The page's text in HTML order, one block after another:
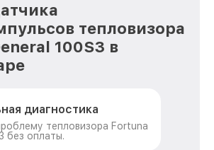
тепловизора
100S3 в
диагностика
тепловизора Fortuna
без оплаты.